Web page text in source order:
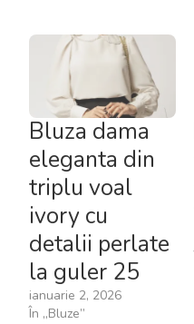
Bluza dama
eleganta din
triplu voal
ivory cu
detalii perlate
la guler 25
ianuarie 2, 2026
În „Bluze”